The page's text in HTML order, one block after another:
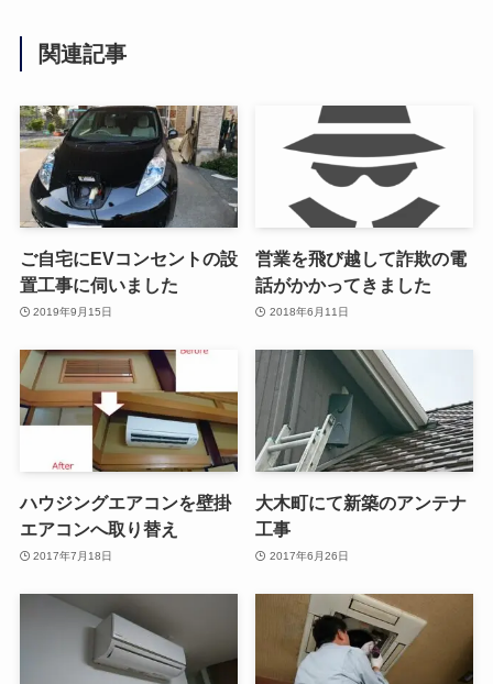
関連記事
ご自宅にEVコンセントの設
置工事に伺いました
2019年9月15日
営業を飛び越して詐欺の電
話がかかってきました
2018年6月11日
ハウジングエアコンを壁掛
エアコンへ取り替え
2017年7月18日
大木町にて新築のアンテナ
工事
2017年6月26日